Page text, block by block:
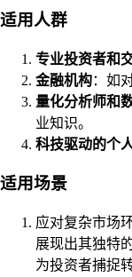
适用人群
专业投资者和
金融机构：如
量化分析师和
业知识。
科技驱动的个
适用场景
应对复杂市场
展现出其独特
为投资者捕捉